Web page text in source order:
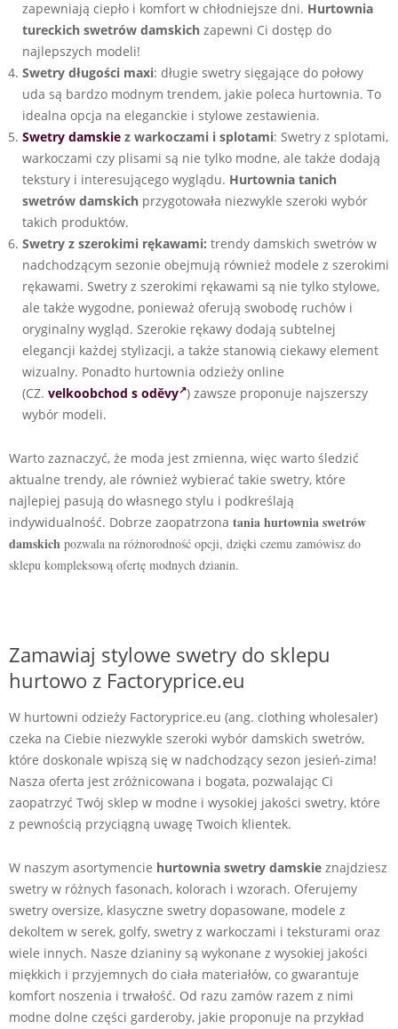
zapewniają ciepło i komfort w chłodniejsze dni. Hurtownia
tureckich swetrów damskich zapewni Ci dostęp do
najlepszych modeli!
Swetry długości maxi: długie swetry sięgające do połowy
uda są bardzo modnym trendem, jakie poleca hurtownia. To
idealna opcja na eleganckie i stylowe zestawienia.
Swetry damskie z warkoczami i splotami: Swetry z splotami,
warkoczami czy plisami są nie tylko modne, ale także dodają
tekstury i interesującego wyglądu. Hurtownia tanich
swetrów damskich przygotowała niezwykle szeroki wybór
takich produktów.
Swetry z szerokimi rękawami: trendy damskich swetrów w
nadchodzącym sezonie obejmują również modele z szerokimi
rękawami. Swetry z szerokimi rękawami są nie tylko stylowe,
ale także wygodne, ponieważ oferują swobodę ruchów i
oryginalny wygląd. Szerokie rękawy dodają subtelnej
elegancji każdej stylizacji, a także stanowią ciekawy element
wizualny. Ponadto hurtownia odzieży online
(CZ. velkoobchod s oděvy ) zawsze proponuje najszerszy
wybór modeli.
Warto zaznaczyć, że moda jest zmienna, więc warto śledzić
aktualne trendy, ale również wybierać takie swetry, które
najlepiej pasują do własnego stylu i podkreślają
indywidualność. Dobrze zaopatrzona taniahurtownia swetrów
damskich pozwala na różnorodność opcji, dzięki czemu zamówisz do
sklepu kompleksową ofertę modnych dzianin.
Zamawiaj stylowe swetry do sklepu
hurtowo z Factoryprice.eu
W hurtowni odzieży Factoryprice.eu (ang. clothing wholesaler)
czeka na Ciebie niezwykle szeroki wybór damskich swetrów,
które doskonale wpiszą się w nadchodzący sezon jesień-zima!
Nasza oferta jest zróżnicowana i bogata, pozwalając Ci
zaopatrzyć Twój sklep w modne i wysokiej jakości swetry, które
z pewnością przyciągną uwagę Twoich klientek.
W naszym asortymencie hurtownia swetry damskie znajdziesz
swetry w różnych fasonach, kolorach i wzorach. Oferujemy
swetry oversize, klasyczne swetry dopasowane, modele z
dekoltem w serek, golfy, swetry z warkoczami i teksturami oraz
wiele innych. Nasze dzianiny są wykonane z wysokiej jakości
miękkich i przyjemnych do ciała materiałów, co gwarantuje
komfort noszenia i trwałość. Od razu zamów razem z nimi
modne dolne części garderoby, jakie proponuje na przykład